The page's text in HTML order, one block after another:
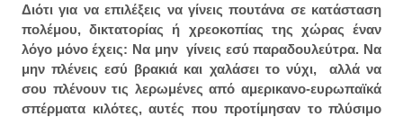
Διότι για να επιλέξεις να γίνεις πουτάνα σε κατάσταση
πολέμου, δικτατορίας ή χρεοκοπίας της χώρας έναν
λόγο μόνο έχεις: Να μην γίνεις εσύ παραδουλεύτρα. Να
μην πλένεις εσύ βρακιά και χαλάσει το νύχι, αλλά να
σου πλένουν τις λερωμένες από αμερικανο-ευρωπαϊκά
σπέρματα κιλότες, αυτές που προτίμησαν το πλύσιμο